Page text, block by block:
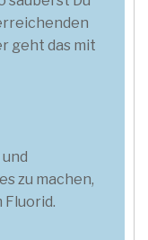
geht das mit
zu machen,
Fluorid.